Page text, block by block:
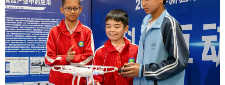
近年来，科技活动周已成为展示科技成就、传
播科学知识、激发创新活力的重要平台，为新疆经
济社会高质量发展提供了坚实支撑。以此为契机，
本次2026年自治区科技活动周内容更趋丰富、覆盖
面更为广泛。除精彩的启动仪式及现场互动展览